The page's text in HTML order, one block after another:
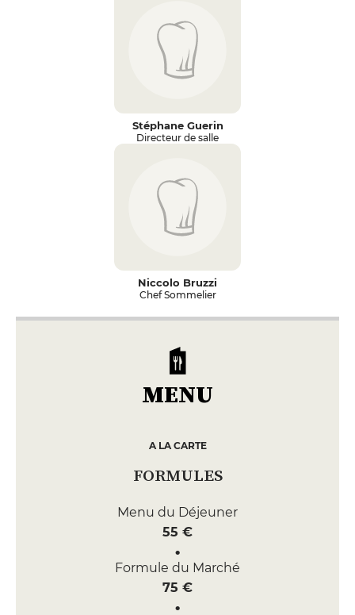
Stéphane Guerin
Directeur de salle
Niccolo Bruzzi
Chef Sommelier
MENU
A LA CARTE
FORMULES
Menu du Déjeuner
55 €
Formule du Marché
75 €